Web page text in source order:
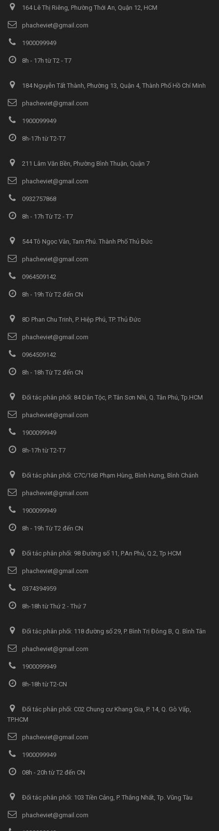
164 Lê Thị Riêng, Phường Thới An, Quận 12, HCM
phacheviet@gmail.com
1900099949
8h - 17h từ T2 - T7
184 Nguyễn Tất Thành, Phường 13, Quận 4, Thành Phố Hồ Chí Minh
phacheviet@gmail.com
1900099949
8h-17h từ T2-T7
211 Lâm Văn Bền, Phường Bình Thuận, Quận 7
phacheviet@gmail.com
0932757868
8h - 17h Từ T2 - T7
544 Tô Ngọc Vân, Tam Phú. Thành Phố Thủ Đức
phacheviet@gmail.com
0964509142
8h - 19h Từ T2 đến CN
8D Phan Chu Trinh, P. Hiệp Phú, TP. Thủ Đức
phacheviet@gmail.com
0964509142
8h - 18h Từ T2 đến CN
Đối tác phân phối: 84 Dân Tộc, P. Tân Sơn Nhì, Q. Tân Phú, Tp.HCM
phacheviet@gmail.com
1900099949
8h-17h từ T2-T7
Đối tác phân phối: C7C/16B Phạm Hùng, Bình Hưng, Bình Chánh
phacheviet@gmail.com
1900099949
8h - 19h Từ T2 đến CN
Đối tác phân phối: 98 Đường số 11, P.An Phú, Q.2, Tp HCM
phacheviet@gmail.com
0374394959
8h-18h từ Thứ 2 - Thứ 7
Đối tác phân phối: 118 đường số 29, P. Bình Trị Đông B, Q. Bình Tân
phacheviet@gmail.com
1900099949
8h-18h từ T2-CN
Đối tác phân phối: C02 Chung cư Khang Gia, P. 14, Q. Gò Vấp,
TP.HCM
phacheviet@gmail.com
1900099949
08h - 20h từ T2 đến CN
Đối tác phân phối: 103 Tiền Cảng, P. Thắng Nhất, Tp. Vũng Tàu
phacheviet@gmail.com